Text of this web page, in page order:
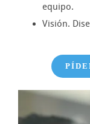
equipo.
Visión.